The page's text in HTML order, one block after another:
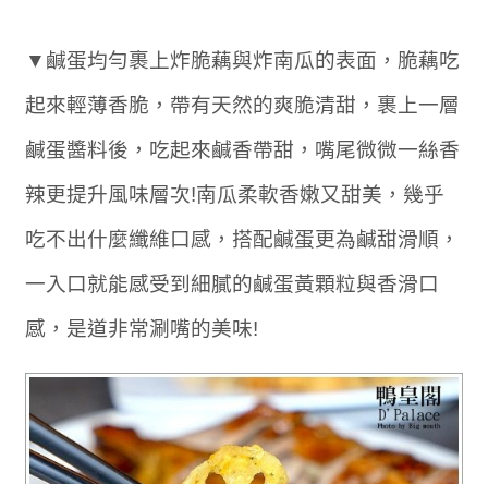
▼鹹蛋均勻裹上炸脆藕與炸南瓜的表面，脆藕吃
起來輕薄香脆，帶有天然的爽脆清甜，裹上一層
鹹蛋醬料後，吃起來鹹香帶甜，嘴尾微微一絲香
辣更提升風味層次!南瓜柔軟香嫩又甜美，幾乎
吃不出什麼纖維口感，搭配鹹蛋更為鹹甜滑順，
一入口就能感受到細膩的鹹蛋黃顆粒與香滑口
感，是道非常涮嘴的美味!